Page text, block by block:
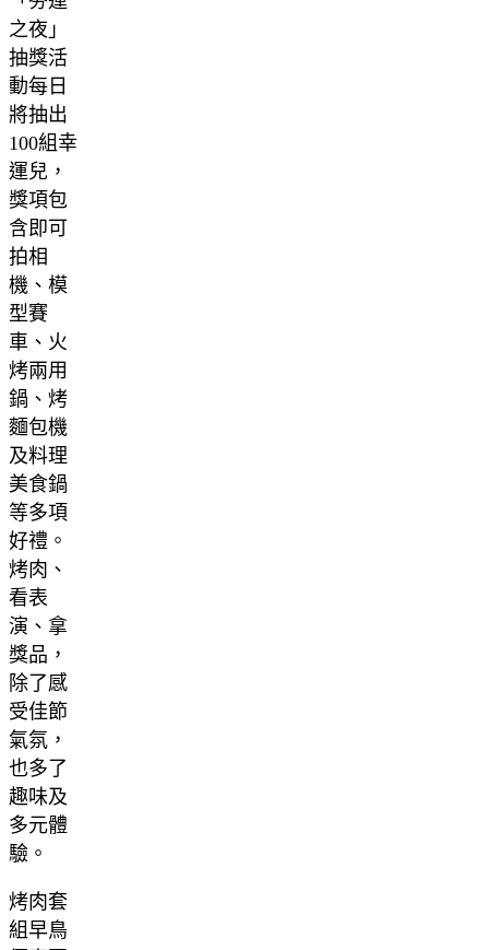
之夜」
抽獎活
動每日
將抽出
100組幸
運兒，
獎項包
含即可
拍相
機、模
型賽
車、火
烤兩用
鍋、烤
麵包機
及料理
美食鍋
等多項
好禮。
烤肉、
看表
演、拿
獎品，
除了感
受佳節
氣氛，
也多了
趣味及
多元體
驗。
烤肉套
組早鳥